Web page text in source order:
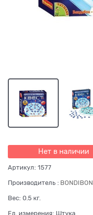
Нет в наличии
Артикул: 1577
Производитель : BONDIBON
Вес: 0.5 кг.
Ед. измерения: Штука